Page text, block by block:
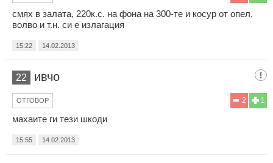
смях в залата, 220к.с. на фона на 300-те и косур от опел,
волво и т.н. си е излагация
15:22 14.02.2013
22 ивчо
1
2
ОТГОВОР
махаите ги тези шкоди
15:55 14.02.2013